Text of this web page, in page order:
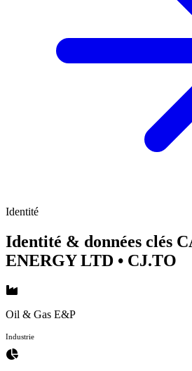
Identité
Identité & données clés
ENERGY LTD • CJ.TO
Oil & Gas E&P
Industrie